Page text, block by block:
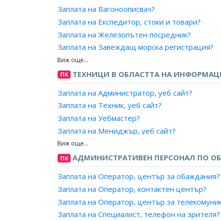
Заплата на Ръководител, банков салон/
Заплата на Ръководител, банково
Заплата на Координатор, ИТ проекти?
Заплата на Вагоноописвач?
Заплата на Експедитор, стоки и товари?
Заплата на Железопътен посредник?
Заплата на Завеждащ морска регистрация?
Заплата на Измерител, горивни и строителни
Заплата на Кантарджия?
Заплата на Контрольор, запаси?
Заплата на Магазинер?
Заплата на Оператор, определяне на
Заплата на Организатор, експедиция/
Заплата на Отчетник, насочване на товари?
Заплата на Получател, товари?
Заплата на Ръководител, търговска
Заплата на Склададжия?
Заплата на Снабдител, доставчик?
Заплата на Спедиционен посредник?
Заплата на Стифадор?
ПК ТЕХНИЦИ В ОБЛАСТТА НА
Заплата на Администратор, уеб сайт?
Заплата на Техник, уеб сайт?
Заплата на Уебмастер?
Заплата на Мениджър, уеб сайт?
Заплата на Консултант, управление на уеб
Заплата на Координатор, управление на уеб
ПК АДМИНИСТРАТИВЕН ПЕРСОНАЛ ПО
Заплата на Оператор, център за обаждания?
Заплата на Оператор, контактен център?
Заплата на Оператор, център за
Заплата на Специалист, телефон на зрителя?